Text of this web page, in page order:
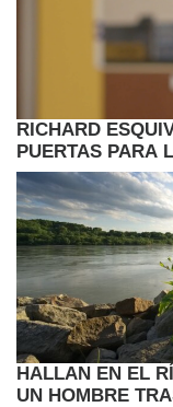
RICHARD
PUERTAS PARA
HALLAN EN EL
UN HOMBRE